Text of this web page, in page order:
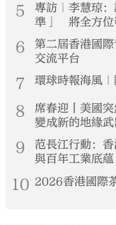
5
專訪｜李慧琼
準」 將全方位
6
第二屆香港國
交流平台
7 環球時報海風
8
席春迎丨美國
變成新的地緣
9
范長江行動：
與百年工業底蘊
10 2026香港國際